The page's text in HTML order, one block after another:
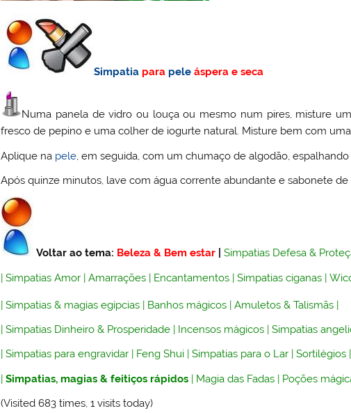
Simpatia para pele áspera e seca
Numa panela de vidro ou louça ou mesmo num pires, misture
fresco de pepino e uma colher de iogurte natural. Misture bem com
Aplique na pele , em seguida, com um chumaço de algodão,
Após quinze minutos, lave com água corrente abundante e sabonete de
Voltar ao tema: Beleza & Bem estar |Simpatias Defesa &
|Simpatias Amor |Amarrações | Encantamentos |Simpatias ciganas |
|Simpatias & magias egípcias | Banhos mágicos |Amuletos & Talismãs |
|Simpatias Dinheiro & Prosperidade | Incensos mágicos |Simpatias
|Simpatias para engravidar Feng Shui |Simpatias para o Lar |Sortilégios
|Simpatias, magias & feitiços rápidos | Magia das Fadas | Poções
(Visited 683 times, 1 visits today)